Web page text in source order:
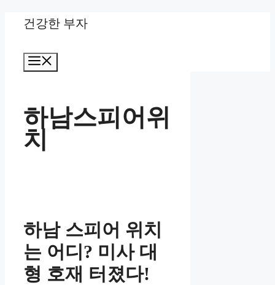
Skip
content
건강한 부자
하남스피어위
치
하남 스피어 위치
는 어디? 미사 대
형 호재 터졌다!